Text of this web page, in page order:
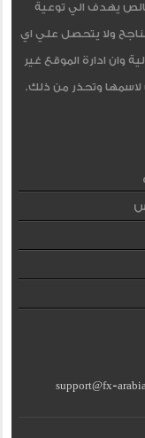
يهدف الي توعية
ولا يتحصل علي اي
وان ادارة الموقع غير
وتحذر من ذلك.
support@fx-